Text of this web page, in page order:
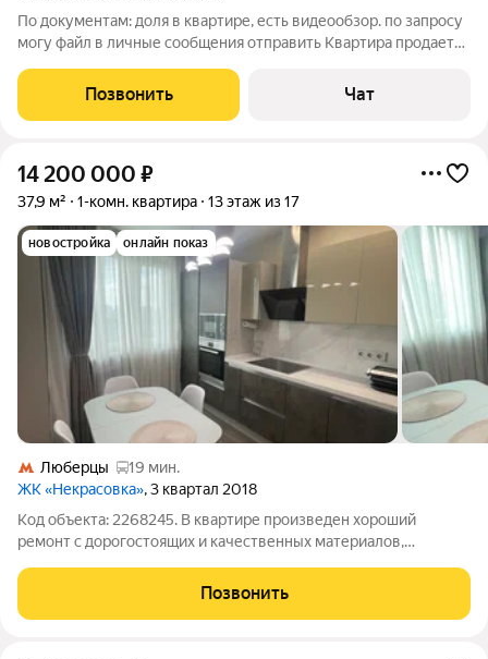
По документам: доля в квартире, есть видеообзор. по запросу
могу файл в личные сообщения отправить Квартира продается
комиссий. Без обременений. Полностью оборудована
мебелью и техникой - все остаётся
Позвонить Чат
14 200 000 ₽
37,9 м² 1-комн. квартира 13 этаж из 17
новостройка онлайн показ
Люберцы
19 мин.
ЖК «Некрасовка», 3 квартал 2018
Код объекта: 2268245. В квартире произведен хороший
ремонт с дорогостоящих и качественных материалов,
собственника. Рядом с домом вся развитая инфраструктура
города, неподалеку озеро . За квартиру
Позвонить